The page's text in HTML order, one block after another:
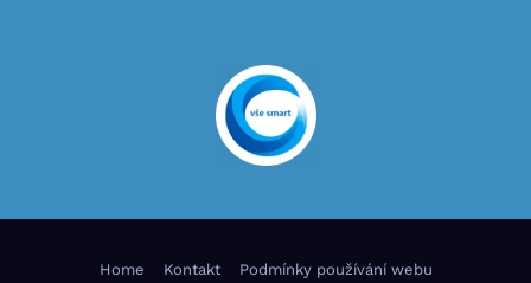
Home Kontakt Podmínky používání webu